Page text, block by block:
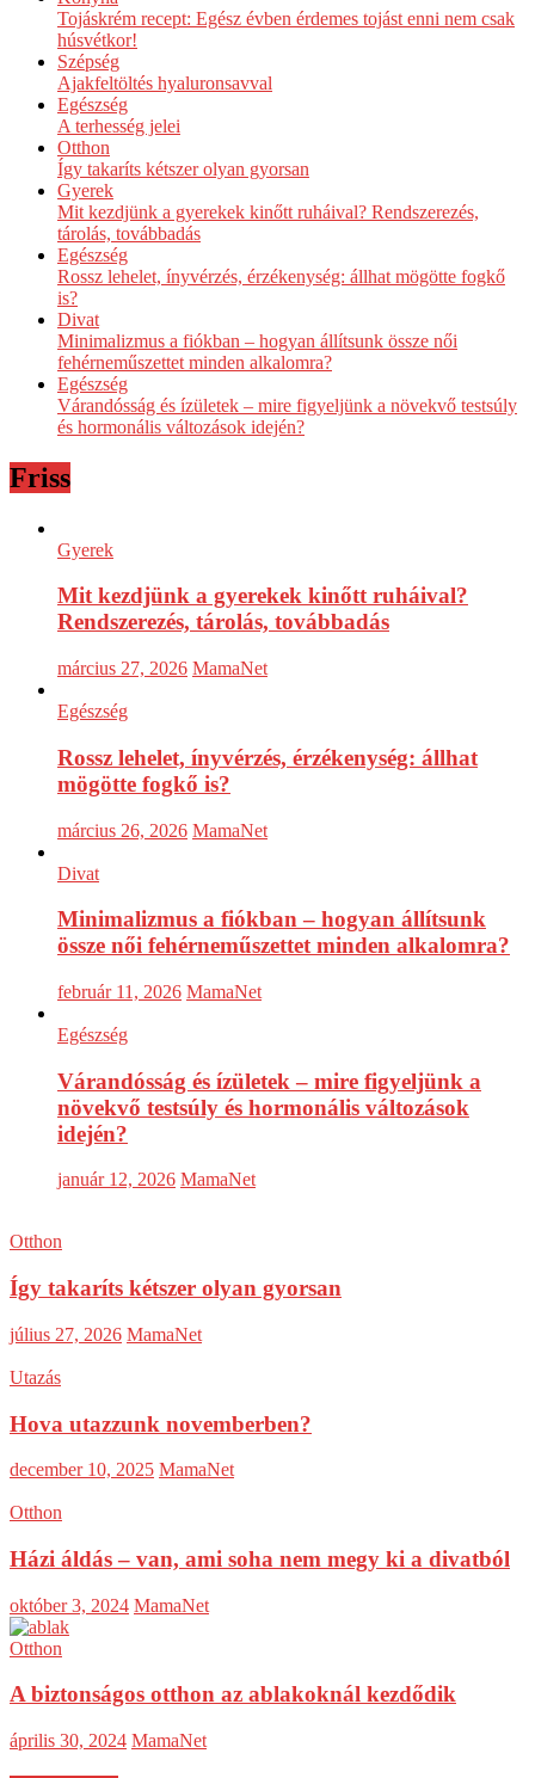
Tojáskrém recept: Egész évben érdemes tojást enni nem csak
húsvétkor!
Szépség
Ajakfeltöltés hyaluronsavval
Egészség
A terhesség jelei
Otthon
Így takaríts kétszer olyan gyorsan
Gyerek
Mit kezdjünk a gyerekek kinőtt ruháival? Rendszerezés,
tárolás, továbbadás
Egészség
Rossz lehelet, ínyvérzés, érzékenység: állhat mögötte fogkő
is?
Divat
Minimalizmus a fiókban – hogyan állítsunk össze női
fehérneműszettet minden alkalomra?
Egészség
Várandósság és ízületek – mire figyeljünk a növekvő testsúly
és hormonális változások idején?
Friss
Gyerek
Mit kezdjünk a gyerekek kinőtt ruháival?
Rendszerezés, tárolás, továbbadás
március 27, 2026 MamaNet
Egészség
Rossz lehelet, ínyvérzés, érzékenység: állhat
mögötte fogkő is?
március 26, 2026 MamaNet
Divat
Minimalizmus a fiókban – hogyan állítsunk
össze női fehérneműszettet minden alkalomra?
február 11, 2026 MamaNet
Egészség
Várandósság és ízületek – mire figyeljünk a
növekvő testsúly és hormonális változások
idején?
január 12, 2026 MamaNet
Otthon
Így takaríts kétszer olyan gyorsan
július 27, 2026 MamaNet
Utazás
Hova utazzunk novemberben?
december 10, 2025 MamaNet
Otthon
Házi áldás – van, ami soha nem megy ki a divatból
október 3, 2024 MamaNet
Otthon
A biztonságos otthon az ablakoknál kezdődik
április 30, 2024 MamaNet